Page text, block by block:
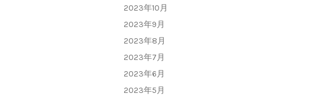
2023年10月
2023年9月
2023年8月
2023年7月
2023年6月
2023年5月